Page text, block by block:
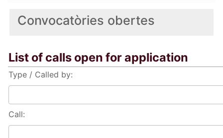
Convocatòries obertes
List of calls open for application
Type / Called by:
Call: